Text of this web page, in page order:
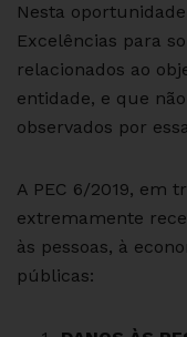
Nesta
Excelências para
relacionados ao
entidade, e que
observados por
A PEC 6/2019, em
extremamente
às pessoas, à
públicas: